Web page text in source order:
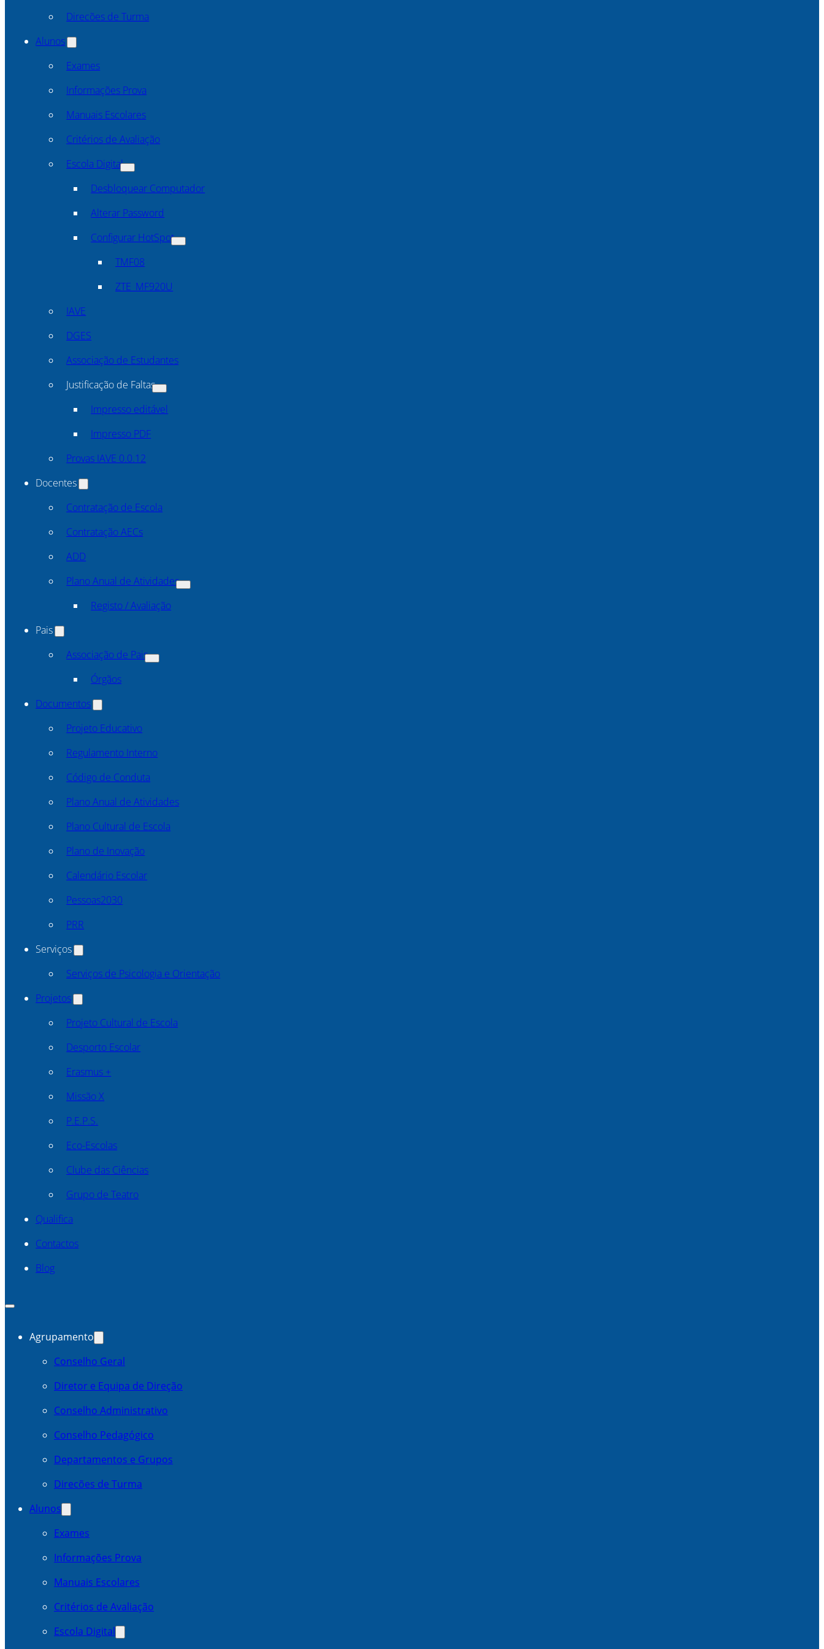
Direcões de Turma
Alunos
Exames
Informações Prova
Manuais Escolares
Critérios de Avaliação
Escola Digital
Desbloquear Computador
Alterar Password
Configurar HotSpot
TMF08
ZTE_MF920U
IAVE
DGES
Associação de Estudantes
Justificação de Faltas
Impresso editável
Impresso PDF
Provas IAVE 0.0.12
Docentes
Contratação de Escola
Contratação AECs
ADD
Plano Anual de Atividades
Registo / Avaliação
Pais
Associação de Pais
Órgãos
Documentos
Projeto Educativo
Regulamento Interno
Código de Conduta
Plano Anual de Atividades
Plano Cultural de Escola
Plano de Inovação
Calendário Escolar
Pessoas2030
PRR
Serviços
Serviços de Psicologia e Orientação
Projetos
Projeto Cultural de Escola
Desporto Escolar
Erasmus +
Missão X
P.E.P.S.
Eco-Escolas
Clube das Ciências
Grupo de Teatro
Qualifica
Contactos
Blog
Agrupamento
Conselho Geral
Diretor e Equipa de Direção
Conselho Administrativo
Conselho Pedagógico
Departamentos e Grupos
Direcões de Turma
Alunos
Exames
Informações Prova
Manuais Escolares
Critérios de Avaliação
Escola Digital